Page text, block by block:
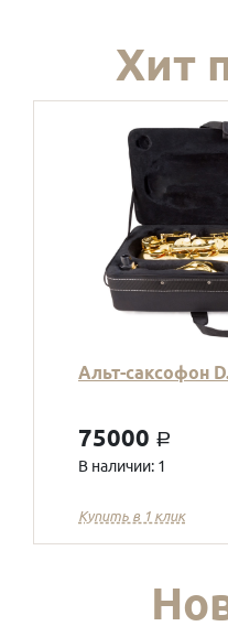
Хит
Альт-саксофон
75000 a
В наличии: 1
Купить в 1 клик